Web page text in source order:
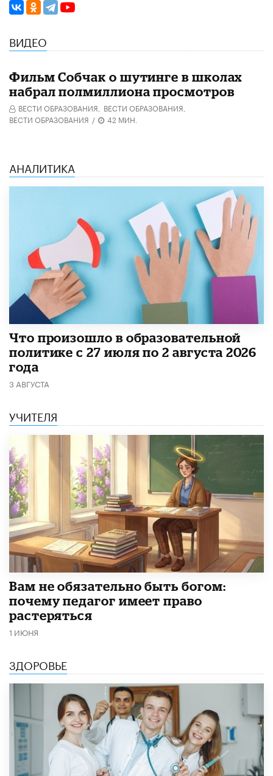
ВИДЕО
Фильм Собчак о шутинге в школах
набрал полмиллиона просмотров
ВЕСТИ ОБРАЗОВАНИЯ, ВЕСТИ ОБРАЗОВАНИЯ,
ВЕСТИ ОБРАЗОВАНИЯ / 42 МИН.
АНАЛИТИКА
​Что произошло в образовательной
политике с 27 июля по 2 августа 2026
года
3 АВГУСТА
УЧИТЕЛЯ
​Вам не обязательно быть богом:
почему педагог имеет право
растеряться
1 ИЮНЯ
ЗДОРОВЬЕ